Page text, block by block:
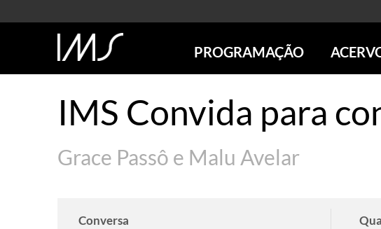
PROGRAMAÇÃO
SÃO PAULO
RIO DE JANEIRO
ONLINE
IMS Convida para
Grace Passô e Malu Avelar
Conversa